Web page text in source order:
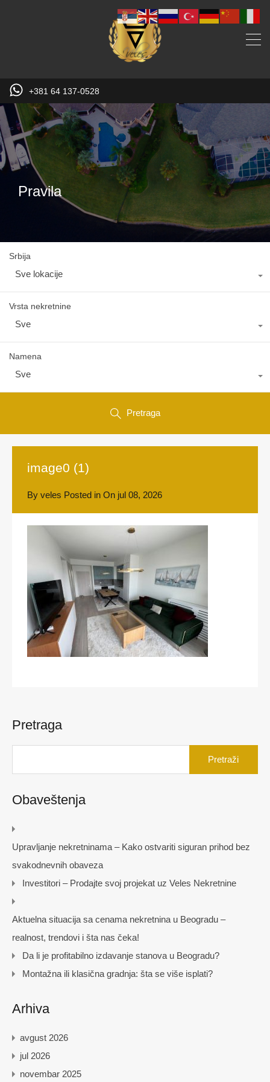
+381 64 137-0528
Pravila
Srbija
Sve lokacije
Vrsta nekretnine
Sve
Namena
Sve
Pretraga
image0 (1)
By veles Posted in On jul 08, 2026
Pretraga
Obaveštenja
Upravljanje nekretninama – Kako ostvariti siguran prihod bez
svakodnevnih obaveza
Investitori – Prodajte svoj projekat uz Veles Nekretnine
Aktuelna situacija sa cenama nekretnina u Beogradu –
realnost, trendovi i šta nas čeka!
Da li je profitabilno izdavanje stanova u Beogradu?
Montažna ili klasična gradnja: šta se više isplati?
Arhiva
avgust 2026
jul 2026
novembar 2025